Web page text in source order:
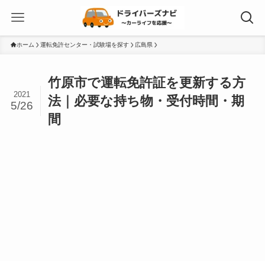
ホーム 運転免許センター・試験場を探す 広島県
竹原市で運転免許証を更新する方
法｜必要な持ち物・受付時間・期
間
2021
5/26